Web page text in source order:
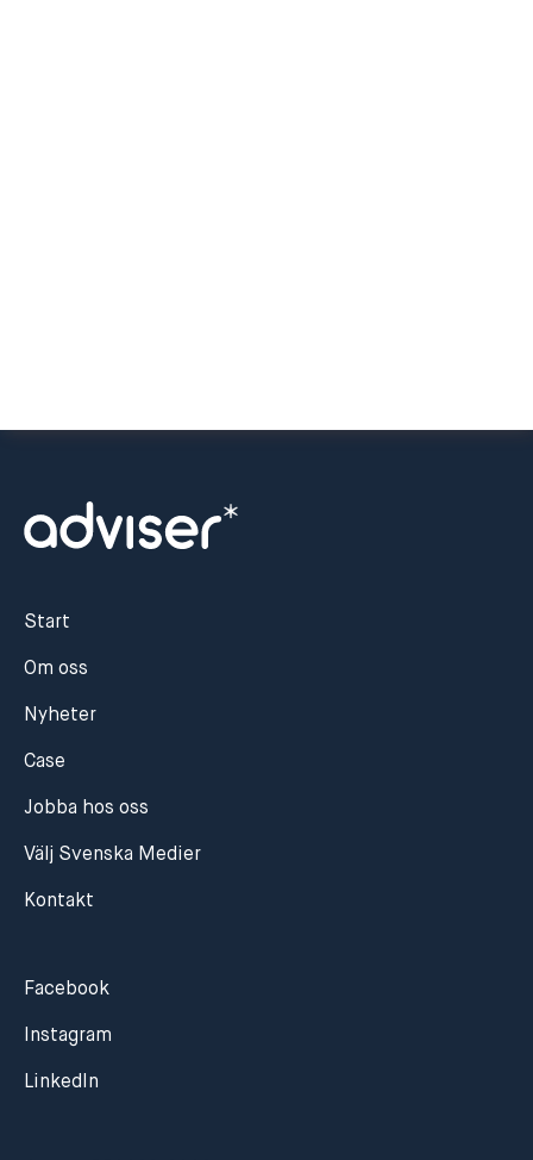
Start
Om oss
Nyheter
Case
Jobba hos oss
Välj Svenska Medier
Kontakt
Facebook
Instagram
LinkedIn